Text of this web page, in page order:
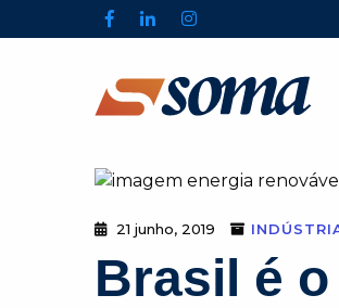
21 junho, 2019
Brasil é